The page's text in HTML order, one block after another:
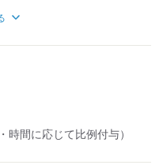
！
がら働く事ができます。
気軽にご相談ください！
時間に応じて比例付与）